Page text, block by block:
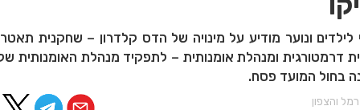
ונוער מודיע על מינויה של הדס קלדרון – שחקנית
דרמטורגית ומנהלת אומנותית – לתפקיד מנהלת האומנותית
בחול המועד פסח.
והצפון